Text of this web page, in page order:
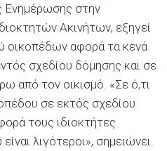
Ενημέρωσης στην
Ακινήτων, εξηγεί
οικοπέδων αφορά τα κενά
σχεδίου δόμησης και σε
από τον οικισμό. «Σε ό,τι
σε εκτός σχεδίου
τους ιδιοκτήτες
λιγότεροι», σημειώνει.